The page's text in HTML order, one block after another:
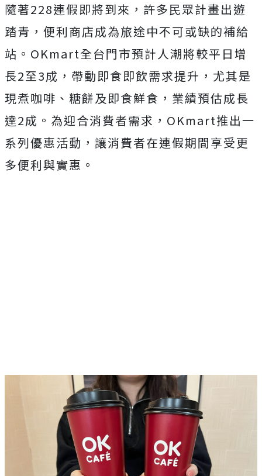
隨著228連假即將到來，許多民眾計畫出遊
踏青，便利商店成為旅途中不可或缺的補給
站。OKmart全台門市預計人潮將較平日增
長2至3成，帶動即食即飲需求提升，尤其是
現煮咖啡、糖餅及即食鮮食，業績預估成長
達2成。為迎合消費者需求，OKmart推出一
系列優惠活動，讓消費者在連假期間享受更
多便利與實惠。